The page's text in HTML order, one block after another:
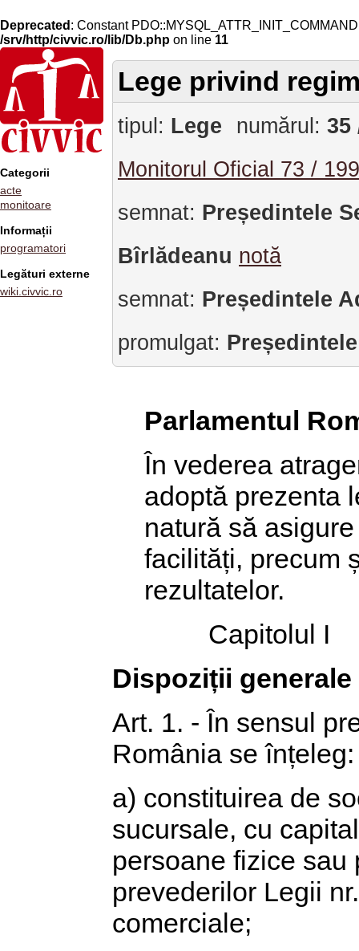
Deprecated : Constant
/srv/http/civvic.ro/lib/Db.php on line 11
Categorii
acte
monitoare
Informații
programatori
Legături externe
wiki.civvic.ro
Lege privind
tipul: Lege numărul: 35
Monitorul Oficial 73 /
semnat: Președintele
Bîrlădeanu notă
semnat: Președintele
promulgat:
Parlamentul
În vederea
adoptă prezenta
natură să
facilități, precum
rezultatelor.
Capitolul I
Dispoziții generale
Art. 1. - În sensul
România se înțeleg:
a) constituirea de
sucursale, cu
persoane fizice sau
prevederilor Legii
comerciale;